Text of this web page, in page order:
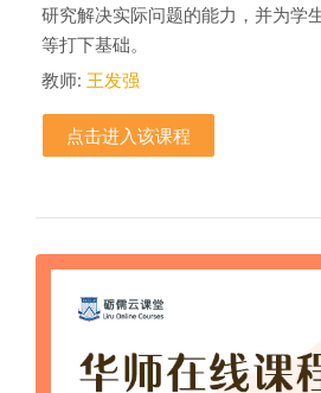
研究解决实际问题的能力，并为学
等打下基础。
教师: 王发强
点击进入该课程